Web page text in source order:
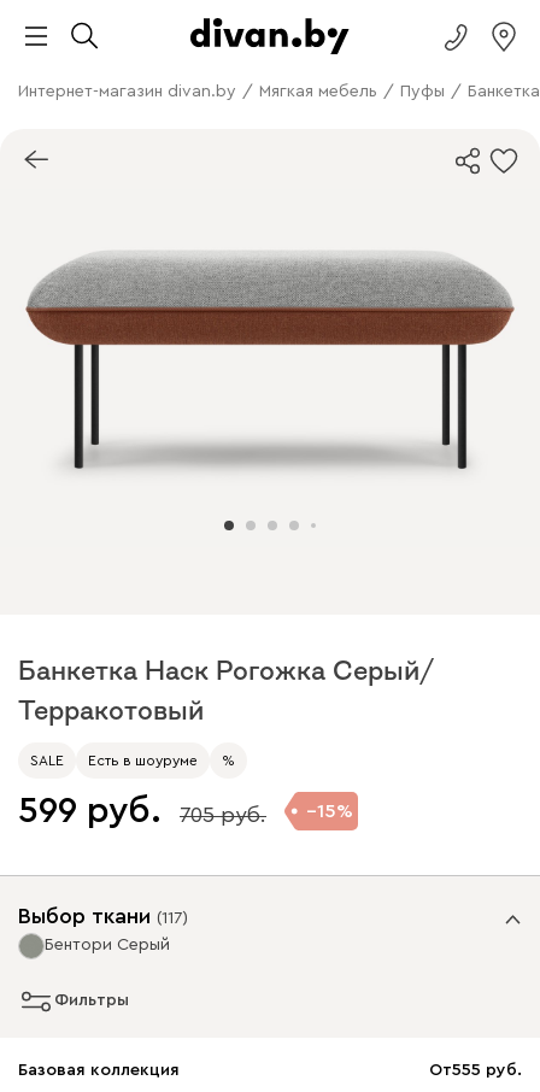
Интернет-магазин divan.by / Мягкая мебель / Пуфы /
Банкетка Наск Рогожка Серый/
Терракотовый
SALE Есть в шоуруме %
599 705 15
Выбор ткани (117)
Бентори Серый
Фильтры
Базовая коллекция От555